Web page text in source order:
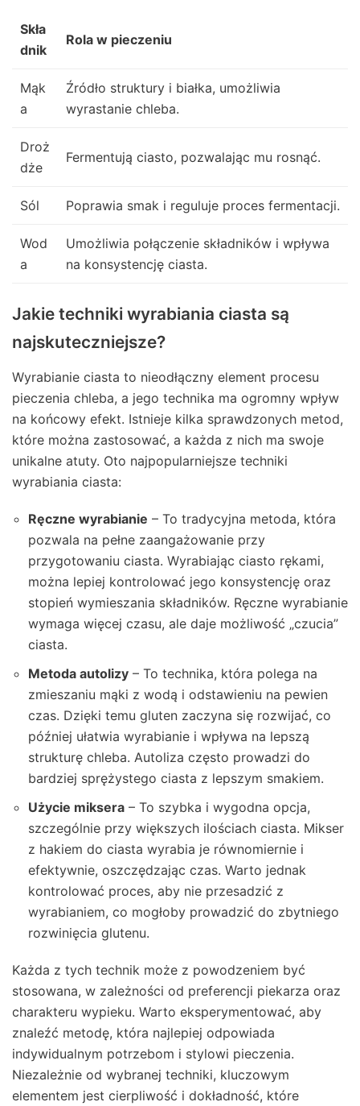
Skła
dnik
Rola w pieczeniu
Mąk
a
Źródło struktury i białka, umożliwia
wyrastanie chleba.
Droż
dże
Fermentują ciasto, pozwalając mu rosnąć.
Sól Poprawia smak i reguluje proces fermentacji.
Wod
a
Umożliwia połączenie składników i wpływa
na konsystencję ciasta.
Jakie techniki wyrabiania ciasta są
najskuteczniejsze?
Wyrabianie ciasta to nieodłączny element procesu
pieczenia chleba, a jego technika ma ogromny wpływ
na końcowy efekt. Istnieje kilka sprawdzonych metod,
które można zastosować, a każda z nich ma swoje
unikalne atuty. Oto najpopularniejsze techniki
wyrabiania ciasta:
Ręczne wyrabianie – To tradycyjna metoda, która
pozwala na pełne zaangażowanie przy
przygotowaniu ciasta. Wyrabiając ciasto rękami,
można lepiej kontrolować jego konsystencję oraz
stopień wymieszania składników. Ręczne wyrabianie
wymaga więcej czasu, ale daje możliwość „czucia”
ciasta.
Metoda autolizy – To technika, która polega na
zmieszaniu mąki z wodą i odstawieniu na pewien
czas. Dzięki temu gluten zaczyna się rozwijać, co
później ułatwia wyrabianie i wpływa na lepszą
strukturę chleba. Autoliza często prowadzi do
bardziej sprężystego ciasta z lepszym smakiem.
Użycie miksera – To szybka i wygodna opcja,
szczególnie przy większych ilościach ciasta. Mikser
z hakiem do ciasta wyrabia je równomiernie i
efektywnie, oszczędzając czas. Warto jednak
kontrolować proces, aby nie przesadzić z
wyrabianiem, co mogłoby prowadzić do zbytniego
rozwinięcia glutenu.
Każda z tych technik może z powodzeniem być
stosowana, w zależności od preferencji piekarza oraz
charakteru wypieku. Warto eksperymentować, aby
znaleźć metodę, która najlepiej odpowiada
indywidualnym potrzebom i stylowi pieczenia.
Niezależnie od wybranej techniki, kluczowym
elementem jest cierpliwość i dokładność, które